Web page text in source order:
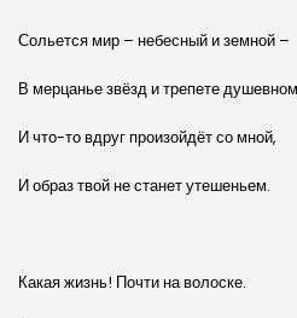
Сольется мир – небесный и земной –
В мерцанье звёзд и трепете
И что-то вдруг произойдёт со мной,
И образ твой не станет утешеньем.
Какая жизнь! Почти на волоске.